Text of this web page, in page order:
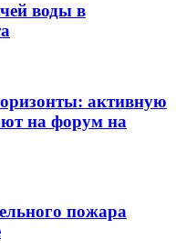
воды в
активную
на форум на
пожара